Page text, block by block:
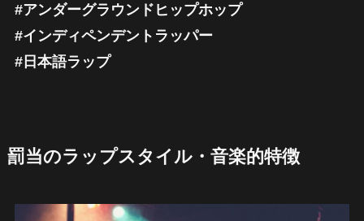
#アンダーグラウンドヒップホップ
#インディペンデントラッパー
#日本語ラップ
罰当のラップスタイル・音楽的特徴